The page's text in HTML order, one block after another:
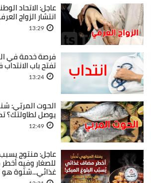
عاجل: الاتحاد
انتشار الزواج
13:29
فرصة خدمة في
تفتح باب الانتداب في 5
13:24
الحوت المربّي:
يوصل لطاولتك؟
12:49
عاجل: منتوج يسبب
للصغار وفيه
غذائي...شنّوة هو